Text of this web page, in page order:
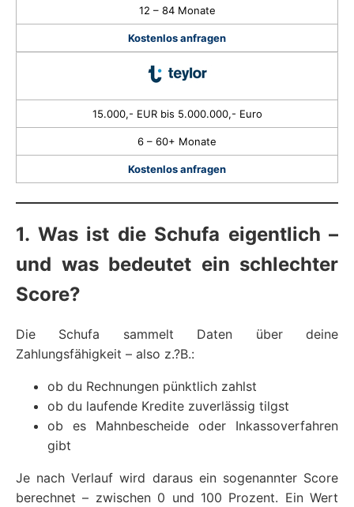
12 – 84 Monate
Kostenlos anfragen
15.000,- EUR bis 5.000.000,- Euro
6 – 60+ Monate
Kostenlos anfragen
1. Was ist die Schufa eigentlich –
und was bedeutet ein schlechter
Score?
Die Schufa sammelt Daten über deine
Zahlungsfähigkeit – also z.?B.:
ob du Rechnungen pünktlich zahlst
ob du laufende Kredite zuverlässig tilgst
ob es Mahnbescheide oder Inkassoverfahren
gibt
Je nach Verlauf wird daraus ein sogenannter Score
berechnet – zwischen 0 und 100 Prozent. Ein Wert